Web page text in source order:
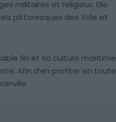
militaires et religieux. Elle
pittoresques des XVle et
fin et sa culture maritime
Afin d’en profiter en toute